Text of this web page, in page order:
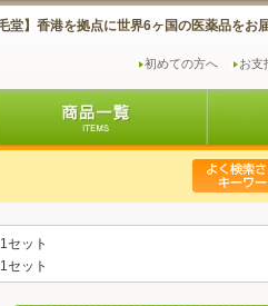
毛堂】香港を拠点に世界6ヶ国の医薬品をお
初めての方へ お支
セット
セット